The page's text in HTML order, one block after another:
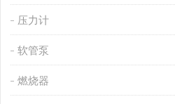
压力计
软管泵
燃烧器